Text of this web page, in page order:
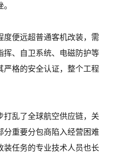
度便远超普通客机改装，需
挥、自卫系统、电磁防护等
严格的安全认证，整个工程
打乱了全球航空供应链，关
分重要分包商陷入经营困难
装任务的专业技术人员也长